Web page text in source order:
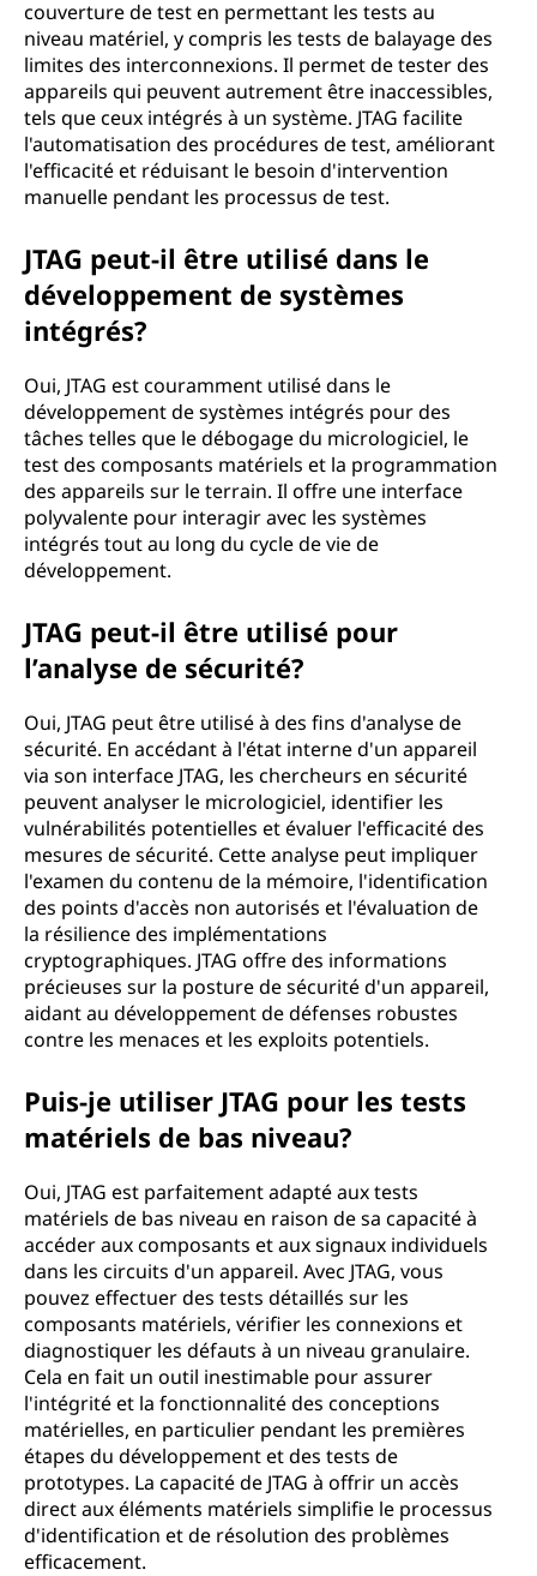
couverture de test en permettant les tests au
niveau matériel, y compris les tests de balayage des
limites des interconnexions. Il permet de tester des
appareils qui peuvent autrement être inaccessibles,
tels que ceux intégrés à un système. JTAG facilite
l'automatisation des procédures de test, améliorant
l'efficacité et réduisant le besoin d'intervention
manuelle pendant les processus de test.
JTAG peut-il être utilisé dans le
développement de systèmes
intégrés?
Oui, JTAG est couramment utilisé dans le
développement de systèmes intégrés pour des
tâches telles que le débogage du micrologiciel, le
test des composants matériels et la programmation
des appareils sur le terrain. Il offre une interface
polyvalente pour interagir avec les systèmes
intégrés tout au long du cycle de vie de
développement.
JTAG peut-il être utilisé pour
l’analyse de sécurité?
Oui, JTAG peut être utilisé à des fins d'analyse de
sécurité. En accédant à l'état interne d'un appareil
via son interface JTAG, les chercheurs en sécurité
peuvent analyser le micrologiciel, identifier les
vulnérabilités potentielles et évaluer l'efficacité des
mesures de sécurité. Cette analyse peut impliquer
l'examen du contenu de la mémoire, l'identification
des points d'accès non autorisés et l'évaluation de
la résilience des implémentations
cryptographiques. JTAG offre des informations
précieuses sur la posture de sécurité d'un appareil,
aidant au développement de défenses robustes
contre les menaces et les exploits potentiels.
Puis-je utiliser JTAG pour les tests
matériels de bas niveau?
Oui, JTAG est parfaitement adapté aux tests
matériels de bas niveau en raison de sa capacité à
accéder aux composants et aux signaux individuels
dans les circuits d'un appareil. Avec JTAG, vous
pouvez effectuer des tests détaillés sur les
composants matériels, vérifier les connexions et
diagnostiquer les défauts à un niveau granulaire.
Cela en fait un outil inestimable pour assurer
l'intégrité et la fonctionnalité des conceptions
matérielles, en particulier pendant les premières
étapes du développement et des tests de
prototypes. La capacité de JTAG à offrir un accès
direct aux éléments matériels simplifie le processus
d'identification et de résolution des problèmes
efficacement.